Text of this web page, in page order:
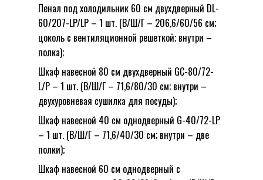
Пенал под холодильник 60 см двухдверный DL-
60/207-LP/LP – 1 шт. (В/Ш/Г – 206,6/60/56 см;
цоколь с вентиляционной решеткой; внутри –
полка);
Шкаф навесной 80 см двухдверный GC-80/72-
L/P – 1 шт. (В/Ш/Г – 71,6/80/30 см; внутри –
двухуровневая сушилка для посуды);
Шкаф навесной 40 см однодверный G-40/72-LP
– 1 шт. (В/Ш/Г – 71,6/40/30 см; внутри – две
полки);
Шкаф навесной 60 см однодверный с